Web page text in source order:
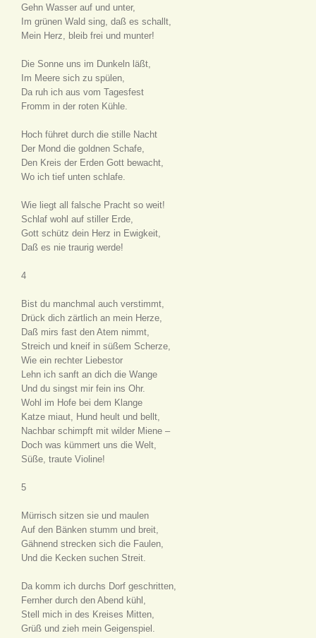
Gehn Wasser auf und unter,
Im grünen Wald sing, daß es schallt,
Mein Herz, bleib frei und munter!
Die Sonne uns im Dunkeln läßt,
Im Meere sich zu spülen,
Da ruh ich aus vom Tagesfest
Fromm in der roten Kühle.
Hoch führet durch die stille Nacht
Der Mond die goldnen Schafe,
Den Kreis der Erden Gott bewacht,
Wo ich tief unten schlafe.
Wie liegt all falsche Pracht so weit!
Schlaf wohl auf stiller Erde,
Gott schütz dein Herz in Ewigkeit,
Daß es nie traurig werde!
4
Bist du manchmal auch verstimmt,
Drück dich zärtlich an mein Herze,
Daß mirs fast den Atem nimmt,
Streich und kneif in süßem Scherze,
Wie ein rechter Liebestor
Lehn ich sanft an dich die Wange
Und du singst mir fein ins Ohr.
Wohl im Hofe bei dem Klange
Katze miaut, Hund heult und bellt,
Nachbar schimpft mit wilder Miene –
Doch was kümmert uns die Welt,
Süße, traute Violine!
5
Mürrisch sitzen sie und maulen
Auf den Bänken stumm und breit,
Gähnend strecken sich die Faulen,
Und die Kecken suchen Streit.
Da komm ich durchs Dorf geschritten,
Fernher durch den Abend kühl,
Stell mich in des Kreises Mitten,
Grüß und zieh mein Geigenspiel.